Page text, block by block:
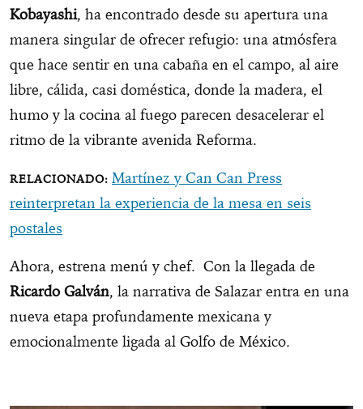
Kobayashi, ha encontrado desde su apertura una
manera singular de ofrecer refugio: una atmósfera
que hace sentir en una cabaña en el campo, al aire
libre, cálida, casi doméstica, donde la madera, el
humo y la cocina al fuego parecen desacelerar el
ritmo de la vibrante avenida Reforma.
Martínez y Can Can Press
reinterpretan la experiencia de la mesa en seis
postales
Ahora, estrena menú y chef. Con la llegada de
Ricardo Galván, la narrativa de Salazar entra en una
nueva etapa profundamente mexicana y
emocionalmente ligada al Golfo de México.